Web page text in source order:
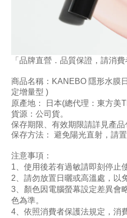
「品牌直營．品質保證，請消費
商品名稱： KANEBO 隱形水膜
定增量型 )
原產地： 日本(總代理：東方美
貨源：公司貨。
保存期限、有效期限請詳見產品
保存方法： 避免陽光直射，請
注意事項：
1 、使用後若有過敏請即刻停止
2 、請勿放置日曬或高溫處，以
3 、顏色因電腦螢幕設定差異會
色為準。
4 、依照消費者保護法規定，消